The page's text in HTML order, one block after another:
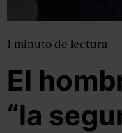
1 minuto de lectura
El
“la